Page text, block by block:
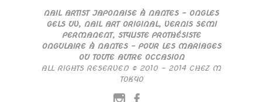
NAIL ARTIST JAPONAISE À NANTES – ONGLES
GELS UV, NAIL ART ORIGINAL, VERNIS SEMI
PERMANENT, STYLISTE PROTHÉSISTE
ONGULAIRE À NANTES – POUR LES MARIAGES
OU TOUTE AUTRE OCCASION
ALL RIGHTS RESERVED © 2010 – 2014 CHEZ M
TOKYO